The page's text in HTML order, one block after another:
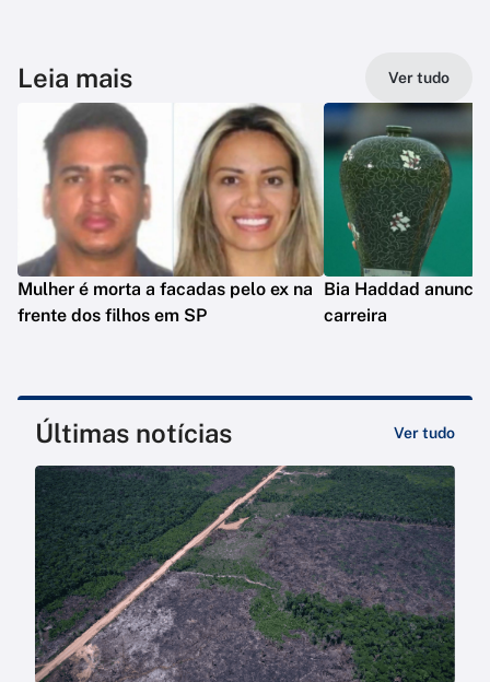
Leia mais Ver tudo
Mulher é morta a facadas pelo ex na
frente dos filhos em SP
Bia Haddad
carreira
Últimas notícias Ver tudo